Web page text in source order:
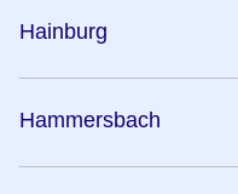
Hainburg
Hammersbach